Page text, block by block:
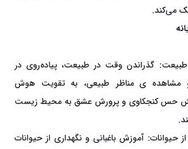
می‌کند.
گذراندن وقت در طبیعت، پیاده‌روی در
مشاهده ی مناظر طبیعی، به تقویت هوش
حس کنجکاوی و پرورش عشق به محیط زیست
حیوانات: آموزش باغبانی و نگهداری از حیوانات